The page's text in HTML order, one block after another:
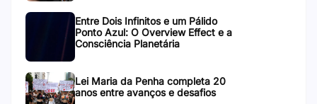
Entre Dois Infinitos e um Pálido
Ponto Azul: O Overview Effect e a
Consciência Planetária
Lei Maria da Penha completa 20
anos entre avanços e desafios